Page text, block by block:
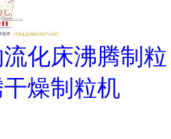
化床沸腾制粒
燥制粒机